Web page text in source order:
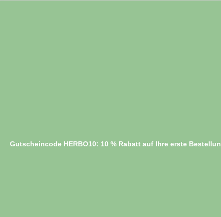
Gutscheincode HERBO10: 10 % Rabatt auf Ihre erste